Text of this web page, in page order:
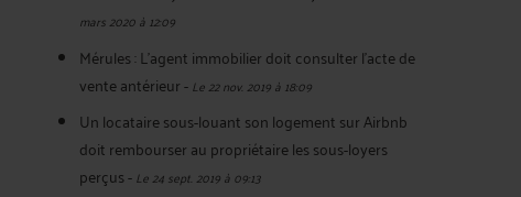
mars 2020 à 12:09
Mérules : L'agent immobilier doit consulter l'acte de
vente antérieur-Le 22 nov. 2019 à 18:09
Un locataire sous-louant son logement sur Airbnb
doit rembourser au propriétaire les sous-loyers
perçus-Le 24 sept. 2019 à 09:13